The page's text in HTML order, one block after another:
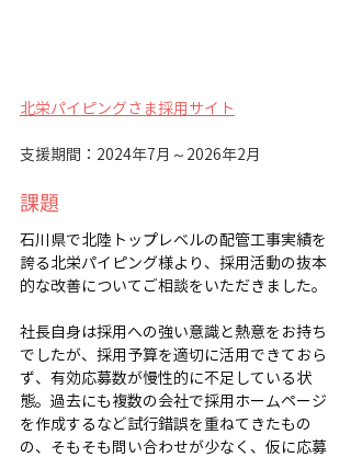
北栄パイピングさま採用サイト
支援期間：2024年7月～2026年2月
課題
石川県で北陸トップレベルの配管工事実績を
誇る北栄パイピング様より、採用活動の抜本
的な改善についてご相談をいただきました。
社長自身は採用への強い意識と熱意をお持ち
でしたが、採用予算を適切に活用できておら
ず、有効応募数が慢性的に不足している状
態。過去にも複数の会社で採用ホームページ
を作成するなど試行錯誤を重ねてきたもの
の、そもそも問い合わせが少なく、仮に応募